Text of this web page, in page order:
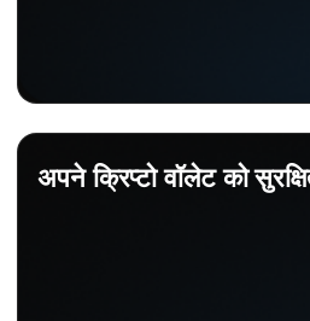
अपने क्रिप्टो वॉलेट को